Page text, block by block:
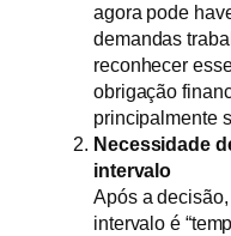
agora pode
demandas
reconhecer
obrigação
principalmente
Necessidade
intervalo
Após a
intervalo é